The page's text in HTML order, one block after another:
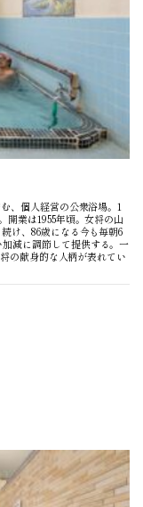
、個人経営の公衆浴場。1
開業は1955年頃。女将の山
け、86歳になる今も毎朝6
減に調節して提供する。一
の献身的な人柄が表れてい